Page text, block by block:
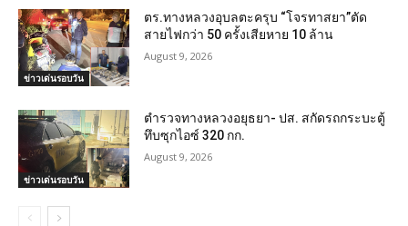
ข่าวเด่นรอบวัน
ตร.ทางหลวงอุบลตะครุบ “โจรทาสยา”ตัด
สายไฟกว่า 50 ครั้งเสียหาย 10 ล้าน
August 9, 2026
ข่าวเด่นรอบวัน
ตำรวจทางหลวงอยุธยา- ปส. สกัดรถกระบะตู้
ทึบซุกไอซ์ 320 กก.
August 9, 2026